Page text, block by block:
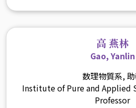
高 燕林
Gao, Yanlin
数理物質系,
Institute of Pure and Applied
Professor